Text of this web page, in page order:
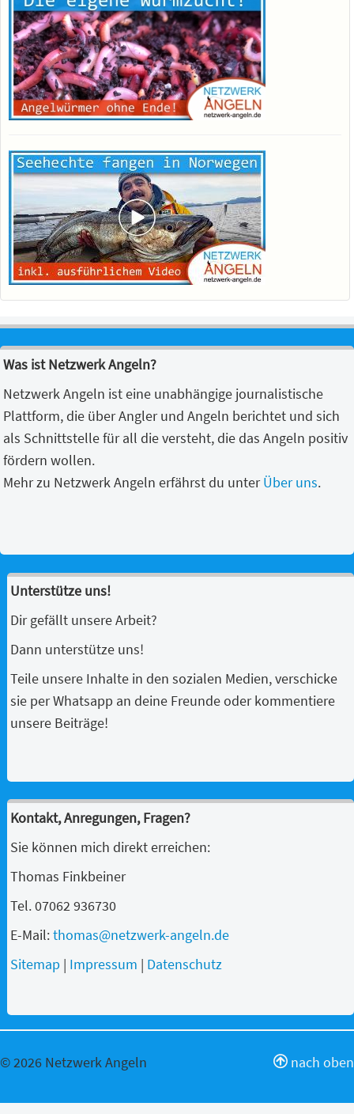
Was ist Netzwerk Angeln?
Netzwerk Angeln ist eine unabhängige journalistische
Plattform, die über Angler und Angeln berichtet und sich
als Schnittstelle für all die versteht, die das Angeln positiv
fördern wollen.
Mehr zu Netzwerk Angeln erfährst du unterÜber uns.
Unterstütze uns!
Dir gefällt unsere Arbeit?
Dann unterstütze uns!
Teile unsere Inhalte in den sozialen Medien, verschicke
sie per Whatsapp an deine Freunde oder kommentiere
unsere Beiträge!
Kontakt, Anregungen, Fragen?
Sie können mich direkt erreichen:
Thomas Finkbeiner
Tel. 07062 936730
E-Mail:thomas@netzwerk-angeln.de
Sitemap | Impressum | Datenschutz
nach oben
© 2026 Netzwerk Angeln